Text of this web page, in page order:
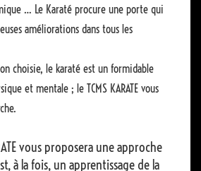
… Le Karaté procure une porte qui
améliorations dans tous les
choisie, le karaté est un formidable
et mentale ; le TCMS KARATE vous
vous proposera une approche
à la fois, un apprentissage de la